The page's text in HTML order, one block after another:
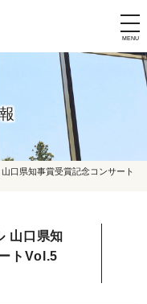
口県知事賞受賞記念コンサート
山口県知
トVol.5